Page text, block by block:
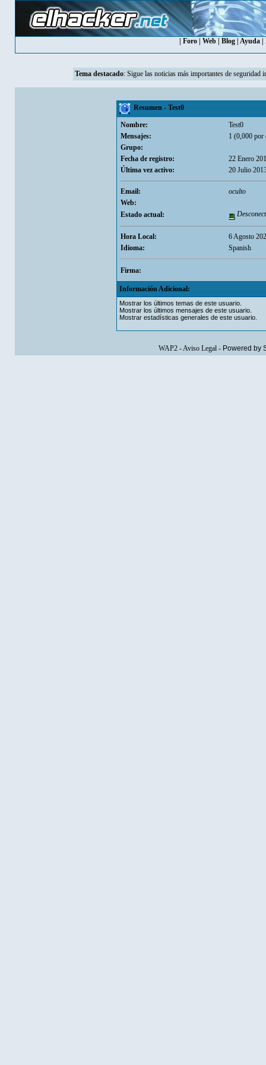
Foro| Web| Blog| Ayuda|
Tema destacado: Sigue las noticias más importantes de seguridad
Resumen - Test0
Nombre:
Test0
Mensajes:
1 (0,000 por
Grupo:
Fecha de registro:
22 Enero
Última vez activo:
20 Julio
Email:
oculto
Web:
Estado actual:
Hora Local:
6 Agosto
Idioma:
Spanish
Firma:
Información Adicional:
Mostrar los últimos temas de este usuario.
Mostrar los últimos mensajes de este usuario.
Mostrar estadísticas generales de este usuario.
WAP2-Aviso Legal- Powered by